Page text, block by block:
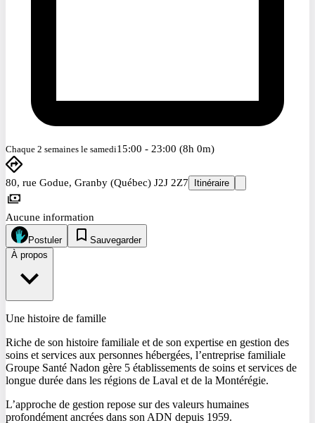
Chaque 2 semaines le samedi15:00 - 23:00 (8h 0m)
80, rue Godue, Granby (Québec) J2J 2Z7 Itinéraire
Aucune information
Postuler
Sauvegarder
À propos
Une histoire de famille
Riche de son histoire familiale et de son expertise en gestion des
soins et services aux personnes hébergées, l’entreprise familiale
Groupe Santé Nadon gère 5 établissements de soins et services de
longue durée dans les régions de Laval et de la Montérégie.
L’approche de gestion repose sur des valeurs humaines
profondément ancrées dans son ADN depuis 1959.